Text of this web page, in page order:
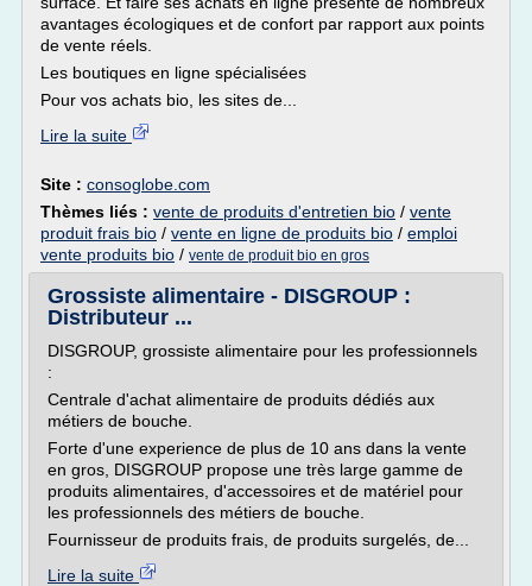
avantages écologiques et de confort par rapport aux points
de vente réels.
Les boutiques en ligne spécialisées
Pour vos achats bio, les sites de...
Lire la suite
Site : consoglobe.com
Thèmes liés : vente de produits d'entretien bio / vente
produit frais bio / vente en ligne de produits bio / emploi
vente produits bio / vente de produit bio en gros
Grossiste alimentaire - DISGROUP :
Distributeur ...
DISGROUP, grossiste alimentaire pour les professionnels
:
Centrale d'achat alimentaire de produits dédiés aux
métiers de bouche.
Forte d'une experience de plus de 10 ans dans la vente
en gros, DISGROUP propose une très large gamme de
produits alimentaires, d'accessoires et de matériel pour
les professionnels des métiers de bouche.
Fournisseur de produits frais, de produits surgelés, de...
Lire la suite